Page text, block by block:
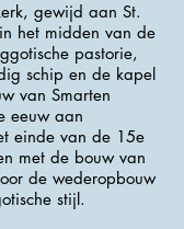
gewijd aan St.
het midden van de
pastorie,
schip en de kapel
van Smarten
eeuw aan
einde van de 15e
met de bouw van
de wederopbouw
stijl.